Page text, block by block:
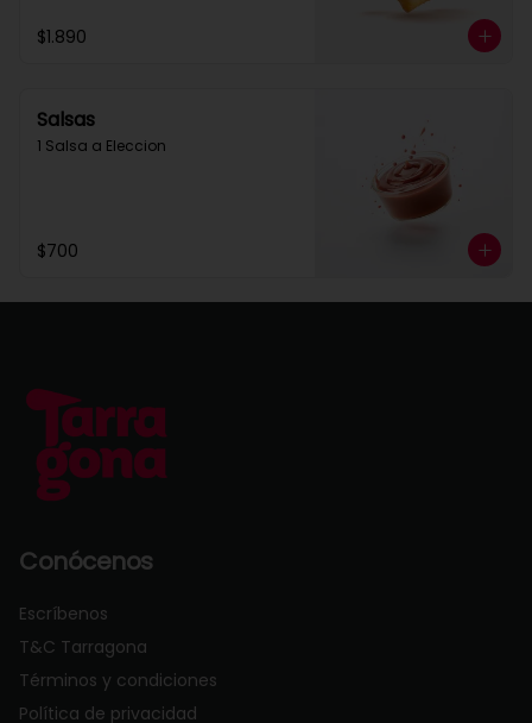
$1.890
Salsas
1 Salsa a Eleccion
$700
Conócenos
Escríbenos
T&C Tarragona
Términos y condiciones
Política de privacidad